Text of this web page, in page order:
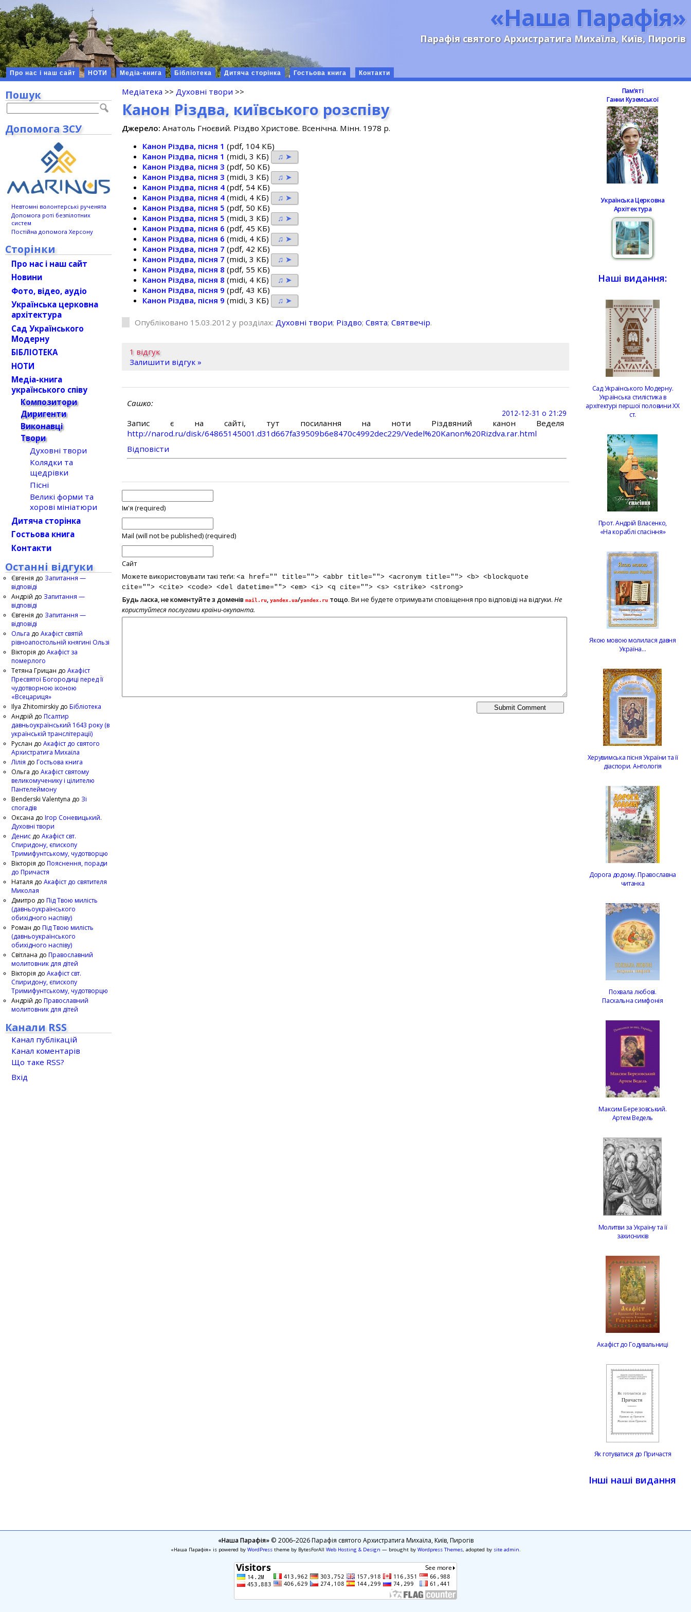
«Наша Парафія»
Парафія святого Архистратига Михаїла, Київ, Пирогів
Про нас і наш сайт НОТИ Медіа-книга Бібліотека Дитяча сторінка Гостьова книга Контакти
Медіатека >>Духовні твори >>
Канон Різдва, київського розспіву
Джерело: Анатоль Гноєвий. Різдво Христове. Всенічна. Мінн. 1978 р.
Канон Різдва, пісня 1 (pdf, 104 КБ)
Канон Різдва, пісня 1 (midi, 3 КБ)
♫ ➤
Канон Різдва, пісня 3 (pdf, 50 КБ)
Канон Різдва, пісня 3 (midi, 3 КБ)
♫ ➤
Канон Різдва, пісня 4 (pdf, 54 КБ)
Канон Різдва, пісня 4 (midi, 4 КБ)
♫ ➤
Канон Різдва, пісня 5 (pdf, 50 КБ)
Канон Різдва, пісня 5 (midi, 3 КБ)
♫ ➤
Канон Різдва, пісня 6 (pdf, 45 КБ)
Канон Різдва, пісня 6 (midi, 4 КБ)
♫ ➤
Канон Різдва, пісня 7 (pdf, 42 КБ)
Канон Різдва, пісня 7 (midi, 3 КБ)
♫ ➤
Канон Різдва, пісня 8 (pdf, 55 КБ)
Канон Різдва, пісня 8 (midi, 4 КБ)
♫ ➤
Канон Різдва, пісня 9 (pdf, 43 КБ)
Канон Різдва, пісня 9 (midi, 3 КБ) ♫ ➤
Опубліковано 15.03.2012 у розділах: Духовні твори; Різдво;Свята;Святвечір.
1 відгук
Залишити відгук »
Сашко
2012-12-31 о 21:29
Запис є на сайті, тут посилання на ноти Різдвяний канон Веделя
http://narod.ru/disk/64865145001.d31d667fa39509b6e8470c4992dec229/Vedel%20Kanon%20Rizdva.rar.html
Відповіcти
Ім'я (required)
Mail (will not be published) (required)
Сайт
Можете використовувати такі теґи:<a href="" title=""> <abbr title=""> <acronym title=""> <b> <blockquote
cite=""> <cite> <code> <del datetime=""> <em> <i> <q cite=""> <s> <strike> <strong>
Будь ласка, не коментуйте з доменівmail.ru,yandex.ua/yandex.ru тощо. Ви не будете отримувати сповіщення про відповіді на відгуки.Не
користуйтеся послугами країни-окупанта.
Пошук
Допомога ЗСУ
Невтомні волонтерські рученята
Допомога роті безпілотних
систем
Постійна допомога Херсону
Сторінки
Про нас і наш сайт
Новини
Фото, відео, аудіо
Українська церковна
архітектура
Сад Українського
Модерну
БІБЛІОТЕКА
НОТИ
Медіа-книга
українського співу
Композитори
Диригенти
Виконавці
Твори
Духовні твори
Колядки та
щедрівки
Пісні
Великі форми та
хорові мініатюри
Дитяча сторінка
Гостьова книга
Контакти
Останні відгуки
Євгенія до Запитання —
відповіді
Андрій до Запитання —
відповіді
Євгенія до Запитання —
відповіді
Ольга до Акафіст святій
рівноапостольній княгині Ользі
Вікторія до Акафіст за
померлого
Тетяна Грицан до Акафіст
Пресвятої Богородиці перед Її
чудотворною іконою
«Всецариця»
Ilya Zhitomirskiy до Бібліотека
Андрій до Псалтир
давньоукраїнський 1643 року (в
українській транслітерації)
Руслан до Акафіст до святого
Архистратига Михаїла
Лілія до Гостьова книга
Ольга до Акафіст святому
великомученику і цілителю
Пантелеймону
Benderski Valentyna до Зі
спогадів
Оксана до Ігор Соневицький.
Духовні твори
Денис до Акафіст свт.
Спиридону, єпископу
Тримифунтському, чудотворцю
Вікторія до Пояснення, поради
до Причастя
Наталя до Акафіст до святителя
Миколая
Дмитро до Під Твою милість
(давньоукраїнського
обихідного наспіву)
Роман до Під Твою милість
(давньоукраїнського
обихідного наспіву)
Світлана до Православний
молитовник для дітей
Вікторія до Акафіст свт.
Спиридону, єпископу
Тримифунтському, чудотворцю
Андрій до Православний
молитовник для дітей
Канали RSS
Канал публікацій
Канал коментарів
Що таке RSS?
Вхід
Памʼяті
Ганни Куземської
Українська Церковна
Архітектура
Наші видання:
Сад Українського Модерну.
Українська стилістика в
архітектурі першої половини ХХ
ст.
Прот. Андрій Власенко,
«На кораблі спасіння»
Якою мовою молилася давня
Україна…
Херувимська пісня України та її
діаспори. Антологія
Дорога додому. Православна
читанка
Похвала любові.
Пасхальна симфонія
Максим Березовський.
Артем Ведель
Молитви за Україну та її
захисників
Акафіст до Годувальниці
Як готуватися до Причастя
Інші наші видання
«Наша Парафія»© 2006–2026 Парафія святого Архистратига Михаїла, Київ, Пирогів
«Наша Парафія» is powered by WordPresstheme by BytesForAll Web Hosting & Design — brought by Wordpress Themes, adopted by site admin.